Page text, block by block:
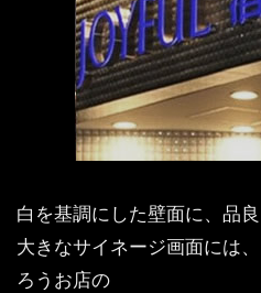
白を基調にした壁面に、品良
大きなサイネージ画面には
ろうお店の